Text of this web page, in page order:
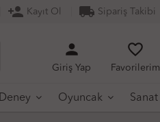
person_add Kayıt Ol local_shipping Sipariş Takibi
person
Giriş Yap
favorite_border
Favorilerim
Deney Oyuncak Sanat